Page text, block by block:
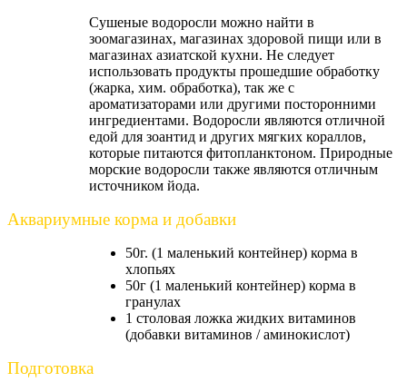
Сушеные водоросли можно найти в
зоомагазинах, магазинах здоровой пищи или в
магазинах азиатской кухни. Не следует
использовать продукты прошедшие обработку
(жарка, хим. обработка), так же с
ароматизаторами или другими посторонними
ингредиентами. Водоросли являются отличной
едой для зоантид и других мягких кораллов,
которые питаются фитопланктоном. Природные
морские водоросли также являются отличным
источником йода.
Аквариумные корма и добавки
50г. (1 маленький контейнер) корма в
хлопьях
50г (1 маленький контейнер) корма в
гранулах
1 столовая ложка жидких витаминов
(добавки витаминов / аминокислот)
Подготовка